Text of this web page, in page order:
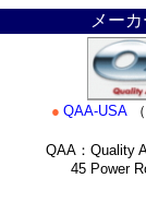
メー
● QAA-USA
QAA：Quality
45 Power
・テラノ_クローム/
/ステンレス_パーツ
Ｍ３５_クローム/ス
■ホンダ：アコード